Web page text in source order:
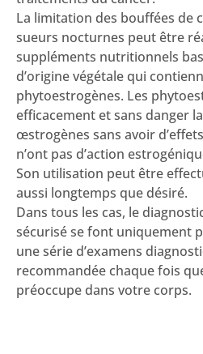
La limitation des bouffées de
sueurs nocturnes peut être
suppléments nutritionnels
d’origine végétale qui
phytoestrogènes. Les
efficacement et sans danger
œstrogènes sans avoir
n’ont pas d’action
Son utilisation peut être
aussi longtemps que désiré.
Dans tous les cas, le
sécurisé se font uniquement
une série d’examens
recommandée chaque fois
préoccupe dans votre corps.